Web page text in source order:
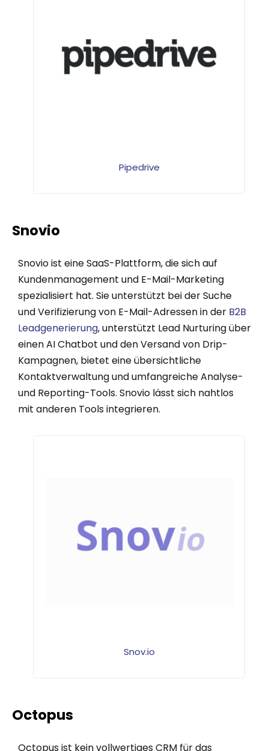
Pipedrive
Snovio
Snov.io
Snovio ist eine SaaS-Plattform, die sich auf
Kundenmanagement und E-Mail-Marketing
spezialisiert hat. Sie unterstützt bei der Suche
und Verifizierung von E-Mail-Adressen in der B2B
Leadgenerierung, unterstützt Lead Nurturing über
einen AI Chatbot und den Versand von Drip-
Kampagnen, bietet eine übersichtliche
Kontaktverwaltung und umfangreiche Analyse-
und Reporting-Tools. Snovio lässt sich nahtlos
mit anderen Tools integrieren.
Octopus
Octopus ist kein vollwertiges CRM für das